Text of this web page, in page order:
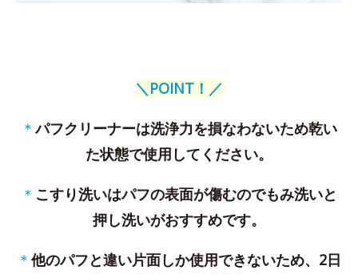
＼POINT！／
＊パフクリーナーは洗浄力を損なわないため乾い
た状態で使用してください。
＊ こすり洗いはパフの表面が傷むのでもみ洗いと
押し洗いがおすすめです。
＊ 他のパフと違い片面しか使用できないため、2日